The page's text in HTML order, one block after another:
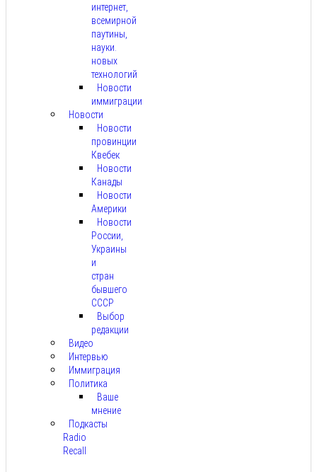
интернет,
всемирной
паутины,
науки.
новых
технологий
Новости
иммиграции
Новости
Новости
провинции
Квебек
Новости
Канады
Новости
Америки
Новости
России,
Украины
и
стран
бывшего
СССР
Выбор
редакции
Видео
Интервью
Иммиграция
Политика
Ваше
мнение
Подкасты
Radio
Recall